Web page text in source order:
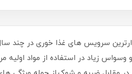
سرویس های غذا خوری در چند
زیاد در استفاده از مواد اولیه